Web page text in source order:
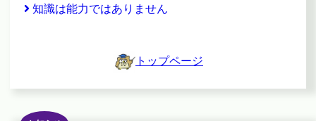
知識は能力ではありません
トップページ